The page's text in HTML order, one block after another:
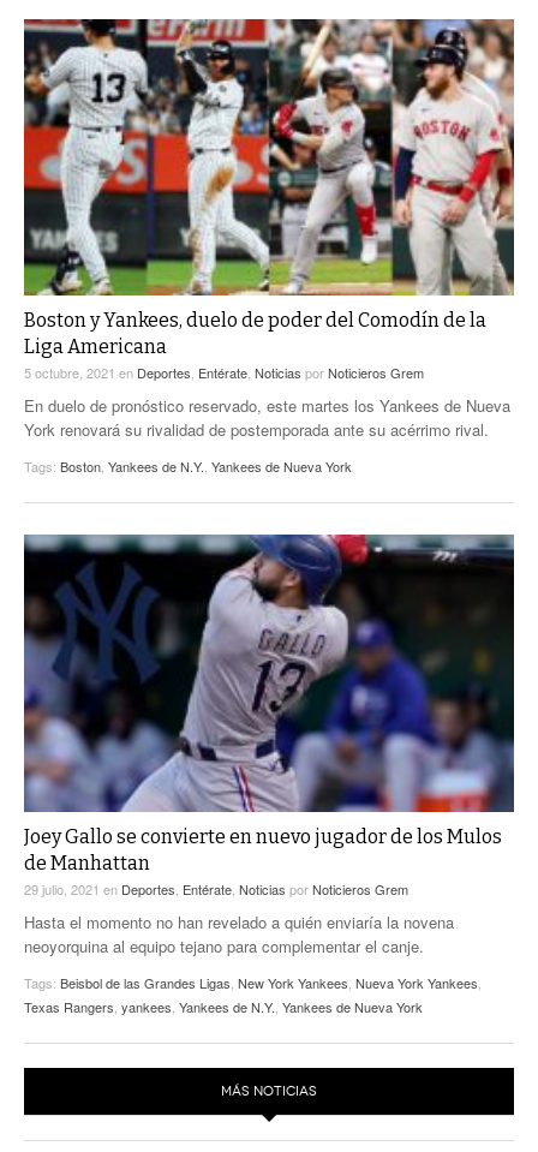
Boston y Yankees, duelo de poder del Comodín de la
Liga Americana
5 octubre, 2021 en Deportes, Entérate, Noticias porNoticieros Grem
En duelo de pronóstico reservado, este martes los Yankees de Nueva
York renovará su rivalidad de postemporada ante su acérrimo rival.
Tags: Boston, Yankees de N.Y., Yankees de Nueva York
Joey Gallo se convierte en nuevo jugador de los Mulos
de Manhattan
29 julio, 2021 en Deportes Entérate Noticias porNoticieros Grem
Hasta el momento no han revelado a quién enviaría la novena
neoyorquina al equipo tejano para complementar el canje.
Tags: Beisbol de las Grandes Ligas New York Yankees Nueva York Yankees
Texas Rangers yankees Yankees de N.Y. Yankees de Nueva York
MÁS NOTICIAS